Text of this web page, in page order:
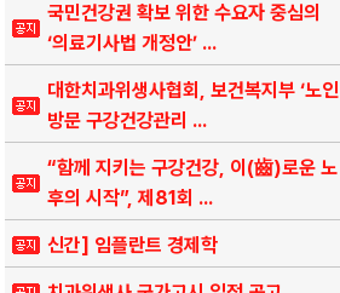
국민건강권 확보 위한 수요자 중심의
‘의료기사법 개정안’ ...
대한치과위생사협회, 보건복지부 ‘노인
방문 구강건강관리 ...
“함께 지키는 구강건강, 이(齒)로운 노
후의 시작”, 제81회 ...
신간] 임플란트 경제학